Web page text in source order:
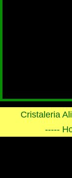
Cristaleria
-----